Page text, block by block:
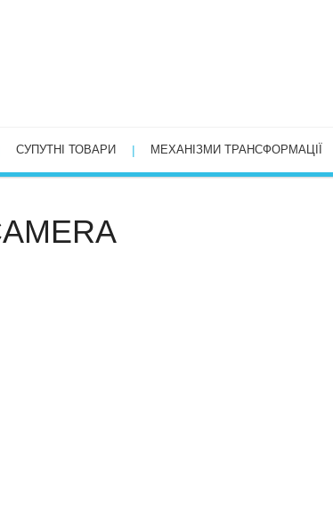
СУПУТНІ ТОВАРИ МЕХАНІЗМИ ТРАНСФОРМАЦІЇ